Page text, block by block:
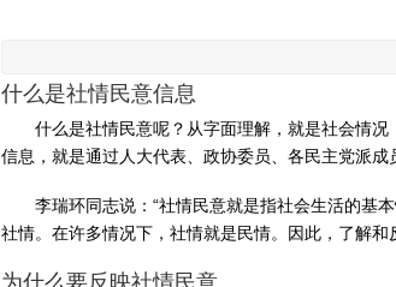
什么是社情民意信息
什么是社情民意呢？从字面理解，就是社会情
信息，就是通过人大代表、政协委员、各民主党派
李瑞环同志说：“社情民意就是指社会生活的基
社情。在许多情况下，社情就是民情。因此，了解
为什么要反映社情民意